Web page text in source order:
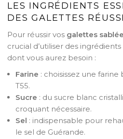
LES INGRÉDIENTS
DES GALETTES
Pour réussir vos galettes
crucial d’utiliser des
dont vous aurez besoin :
Farine : choisissez une
T55.
Sucre : du sucre blanc
croquant nécessaire.
Sel : indispensable pour
le sel de Guérande.